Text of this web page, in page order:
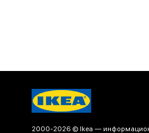
2000-2026 © Ikea —